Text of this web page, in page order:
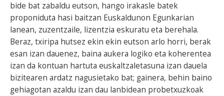
bide bat zabaldu eutson, hango irakasle batek
proponiduta hasi baitzan Euskaldunon Egunkarian
lanean, zuzentzaile, lizentzia eskuratu eta berehala.
Beraz, txiripa hutsez ekin ekin eutson arlo horri, berak
esan izan dauenez, baina aukera logiko eta koherentea
izan da kontuan hartuta euskaltzaletasuna izan dauela
bizitearen ardatz nagusietako bat; gainera, behin baino
gehiagotan azaldu izan dau lanbidean probetxuzkoak